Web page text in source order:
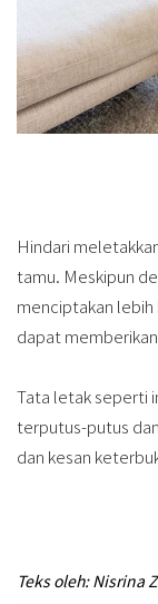
Hindari
tamu. Meskipun
menciptakan lebih
dapat
Tata letak seperti
terputus-putus
dan kesan
Teks oleh: Nisrina